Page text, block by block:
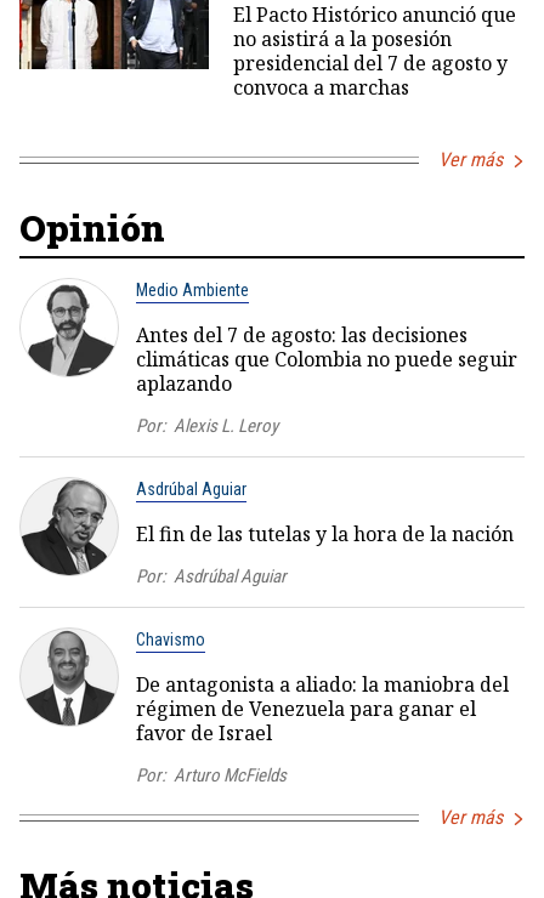
El Pacto Histórico anunció que
no asistirá a la posesión
presidencial del 7 de agosto y
convoca a marchas
Ver más
Opinión
Medio Ambiente
Antes del 7 de agosto: las decisiones
climáticas que Colombia no puede seguir
aplazando
Por: Alexis L. Leroy
Asdrúbal Aguiar
El fin de las tutelas y la hora de la nación
Por: Asdrúbal Aguiar
Chavismo
De antagonista a aliado: la maniobra del
régimen de Venezuela para ganar el
favor de Israel
Por: Arturo McFields
Ver más
Más noticias